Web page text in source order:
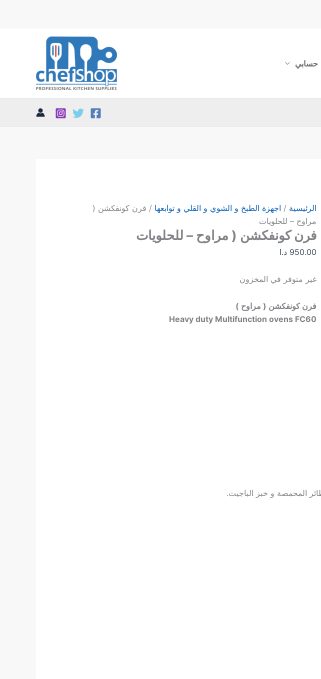
حسابي
الرئيسية / اجهزة الطبخ و الشوي و القلي و توابعها / فرن كونفكشن (
مراوح – للحلويات
فرن كونفكشن ( مراوح – للحلويات
950.00 د.ا
غير متوفر في المخزون
فرن كونفكشن ( مراوح )
Heavy duty Multifunction ovens FC60
المحمصة و خبز الباجيت.